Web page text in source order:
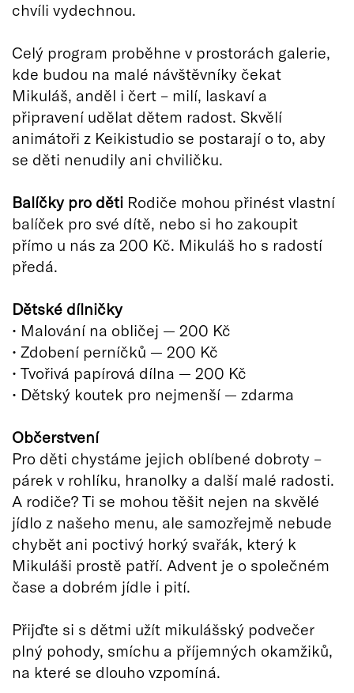
chvíli vydechnou.
Celý program proběhne v prostorách galerie,
kde budou na malé návštěvníky čekat
Mikuláš, anděl i čert – milí, laskaví a
připravení udělat dětem radost. Skvělí
animátoři z Keikistudio se postarají o to, aby
se děti nenudily ani chviličku.
Balíčky pro děti Rodiče mohou přinést vlastní
balíček pro své dítě, nebo si ho zakoupit
přímo u nás za 200 Kč. Mikuláš ho s radostí
předá.
Dětské dílničky
• Malování na obličej — 200 Kč
• Zdobení perníčků — 200 Kč
• Tvořivá papírová dílna — 200 Kč
• Dětský koutek pro nejmenší — zdarma
Občerstvení
Pro děti chystáme jejich oblíbené dobroty –
párek v rohlíku, hranolky a další malé radosti.
A rodiče? Ti se mohou těšit nejen na skvělé
jídlo z našeho menu, ale samozřejmě nebude
chybět ani poctivý horký svařák, který k
Mikuláši prostě patří. Advent je o společném
čase a dobrém jídle i pití.
Přijďte si s dětmi užít mikulášský podvečer
plný pohody, smíchu a příjemných okamžiků,
na které se dlouho vzpomíná.